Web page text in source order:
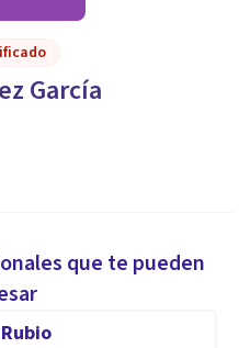
García
que te pueden